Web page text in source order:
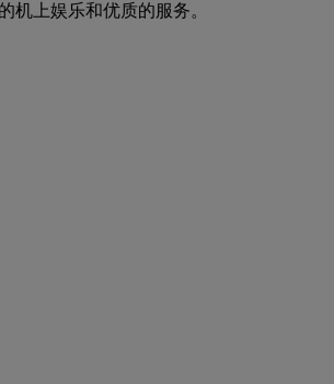
机上娱乐和优质的服务。